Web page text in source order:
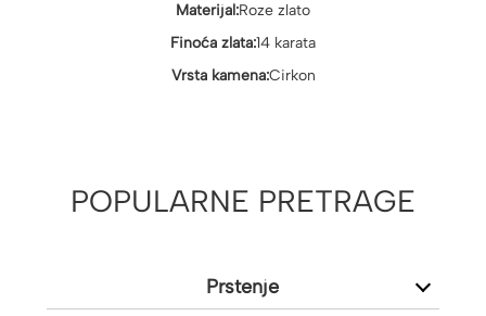
Materijal:Roze zlato
Finoća zlata:14 karata
Vrsta kamena:Cirkon
POPULARNE PRETRAGE
Prstenje